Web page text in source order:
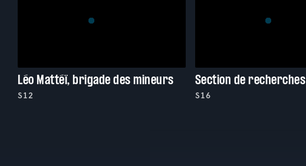
Léo Mattéï, brigade des mineurs
S12
Section de recherches
S16